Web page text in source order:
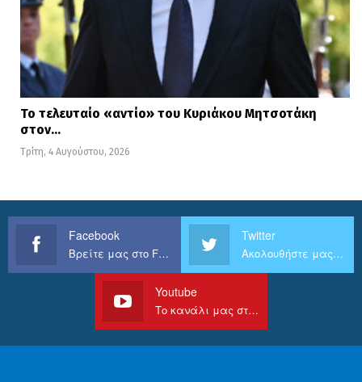
Το τελευταίο «αντίο» του Κυριάκου Μητσοτάκη
στον…
Τρίτη, 4 Αυγούστου, 2026
Facebook
Βρείτε μας στο Facebook
Twitter
Ακολουθήστε μας στο Twitter
Youtube
Το κανάλι μας στο Youtube